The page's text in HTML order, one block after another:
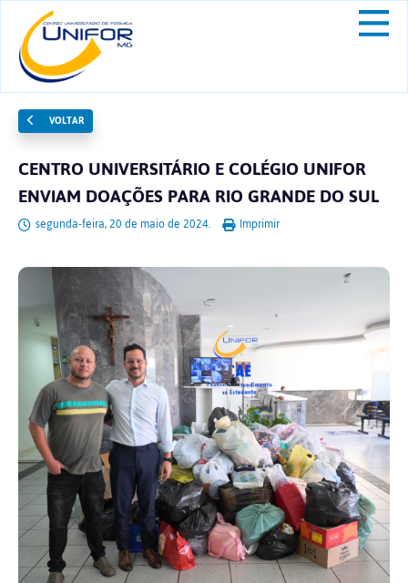
VOLTAR
CENTRO UNIVERSITÁRIO E COLÉGIO UNIFOR
ENVIAM DOAÇÕES PARA RIO GRANDE DO SUL
segunda-feira, 20 de maio de 2024. Imprimir